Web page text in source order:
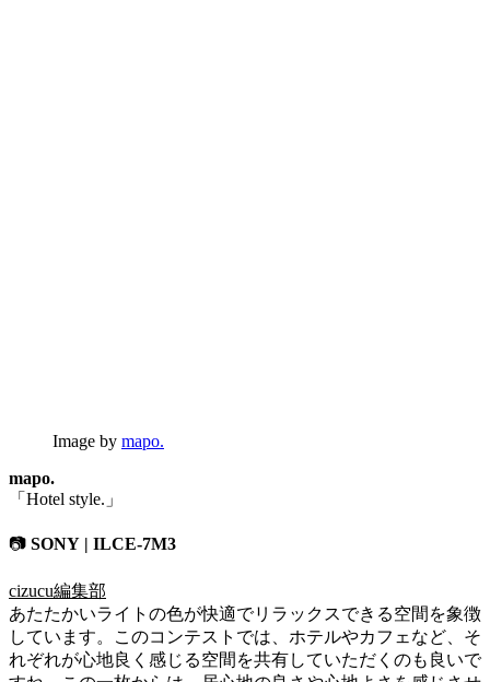
Image by mapo.
mapo.
「Hotel style.」
📷 SONY | ILCE-7M3
cizucu編集部
あたたかいライトの色が快適でリラックスできる空間を象徴
しています。このコンテストでは、ホテルやカフェなど、そ
れぞれが心地良く感じる空間を共有していただくのも良いで